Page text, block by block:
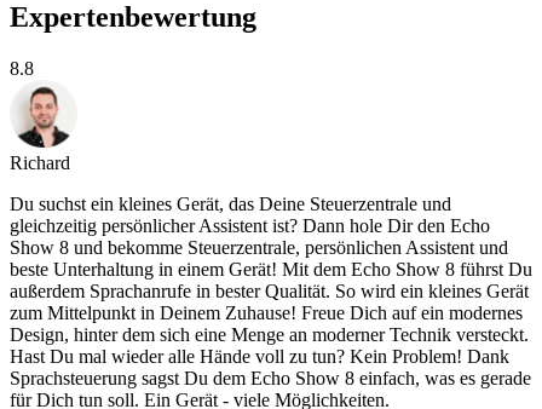
Expertenbewertung
8.8
Richard
Du suchst ein kleines Gerät, das Deine Steuerzentrale und
gleichzeitig persönlicher Assistent ist? Dann hole Dir den Echo
Show 8 und bekomme Steuerzentrale, persönlichen Assistent und
beste Unterhaltung in einem Gerät! Mit dem Echo Show 8 führst Du
außerdem Sprachanrufe in bester Qualität. So wird ein kleines Gerät
zum Mittelpunkt in Deinem Zuhause! Freue Dich auf ein modernes
Design, hinter dem sich eine Menge an moderner Technik versteckt.
Hast Du mal wieder alle Hände voll zu tun? Kein Problem! Dank
Sprachsteuerung sagst Du dem Echo Show 8 einfach, was es gerade
für Dich tun soll. Ein Gerät - viele Möglichkeiten.